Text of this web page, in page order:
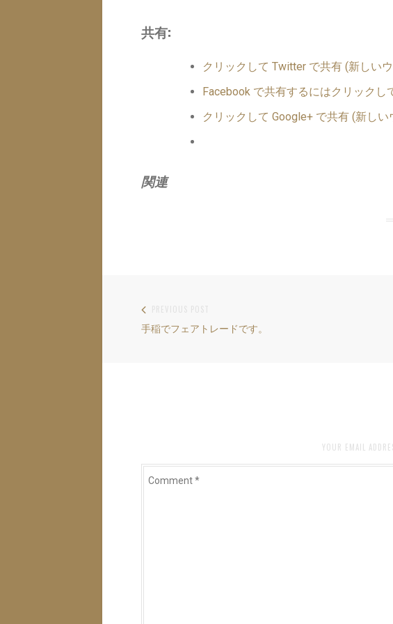
共有:
クリックして Twitter で共有 (新しい
Facebook で共有するにはクリック
クリックして Google+ で共有 (新し
関連
投
ョ
Previous
手稲でフェアトレードです。
YOUR EMAIL
Comment